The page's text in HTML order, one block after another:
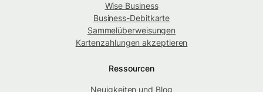
Wise Business
Business-Debitkarte
Sammelüberweisungen
Kartenzahlungen akzeptieren
Ressourcen
Neuigkeiten und Blog